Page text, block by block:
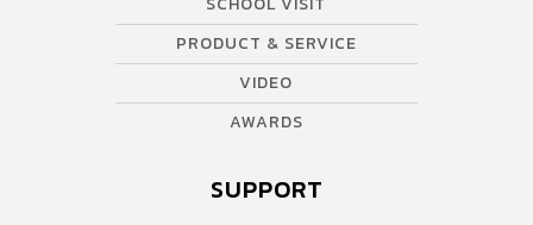
PRODUCT & SERVICE
VIDEO
AWARDS
SUPPORT